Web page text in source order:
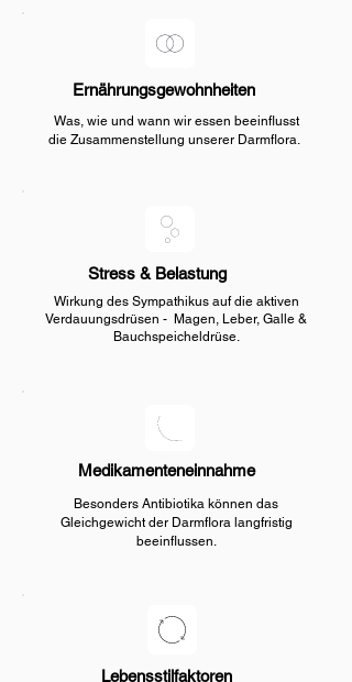
Ernährungsgewohnheiten
Was, wie und wann wir essen beeinflusst
die Zusammenstellung unserer Darmflora.
Stress & Belastung
Wirkung des Sympathikus auf die aktiven
Verdauungsdrüsen - Magen, Leber, Galle &
Bauchspeicheldrüse.
Medikamenteneinnahme
Besonders Antibiotika können das
Gleichgewicht der Darmflora langfristig
beeinflussen.
Lebensstilfaktoren